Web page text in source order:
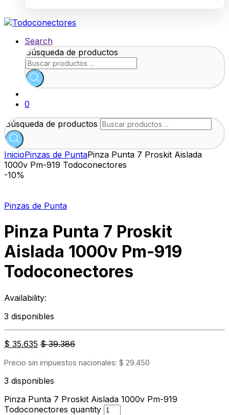
Search
Búsqueda de productos
0
Búsqueda de productos
InicioPinzas de PuntaPinza Punta 7 Proskit Aislada
1000v Pm-919 Todoconectores
-10%
Pinzas de Punta
Pinza Punta 7 Proskit
Aislada 1000v Pm-919
Todoconectores
Availability:
3 disponibles
$ 35.635 $39.386
Precio sin impuestos nacionales: $ 29.450
3 disponibles
Pinza Punta 7 Proskit Aislada 1000v Pm-919
Todoconectores quantity